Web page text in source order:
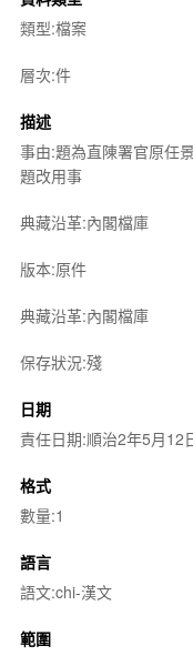
類型:檔案
層次:件
描述
事由:題為直陳署官原任
題改用事
典藏沿革:內閣檔庫
版本:原件
典藏沿革:內閣檔庫
保存狀況:殘
日期
責任日期:順治2年5月12
格式
數量:1
語言
語文:chi-漢文
範圍